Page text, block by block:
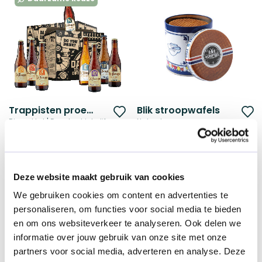
Deze website maakt gebruik van cookies
We gebruiken cookies om content en advertenties te
personaliseren, om functies voor social media te bieden
en om ons websiteverkeer te analyseren. Ook delen we
informatie over jouw gebruik van onze site met onze
partners voor social media, adverteren en analyse. Deze
Trappisten proeverij pakket
Voeg
verlanglijst
Blik stroopwafels
Naturel
Duurzame keuze Duurzame keuze